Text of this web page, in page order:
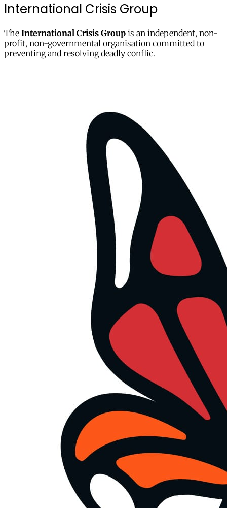
International Crisis Group
The International Crisis Group is an independent, non-
profit, non-governmental organisation committed to
preventing and resolving deadly conflic.